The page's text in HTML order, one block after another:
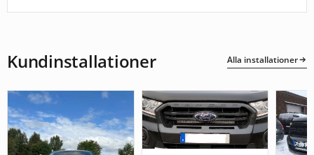
Kundinstallationer Alla installationer